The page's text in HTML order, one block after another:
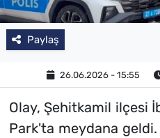
Paylaş
26.06.2026 - 15:55
Olay, Şehitkamil ilçesi
Park'ta meydana